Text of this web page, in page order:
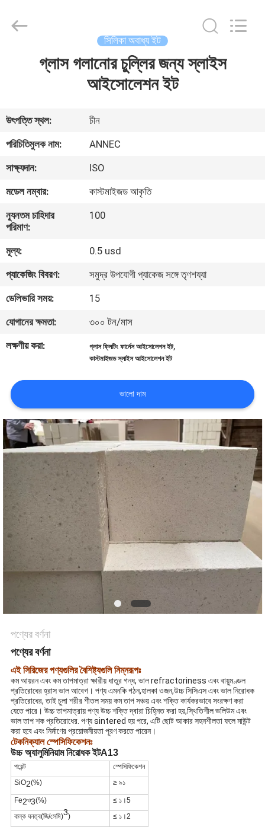
আমাদের
সম্পর্কে
কারখানা
পরিদর্শন
গুণমান
নিয়ন্ত্রণ
আমাদের
সাথে
খবর
মামলা
সাইট
ম্যাপ
গোপনীয়তা
নীতি
সিলিকা অবাধ্য ইট
গ্লাস গলানোর চুল্লির জন্য স্লাইস
আইসোলেশন ইট
উৎপত্তি স্থল:
চীন
পরিচিতিমুলক নাম:
ANNEC
সাক্ষ্যদান:
ISO
মডেল নম্বার:
কাস্টমাইজড আকৃতি
ন্যূনতম চাহিদার
পরিমাণ:
100
মূল্য:
0.5 usd
প্যাকেজিং বিবরণ:
সমুদ্র উপযোগী প্যাকেজ সঙ্গে তৃণশয্যা
ডেলিভারি সময়:
15
যোগানের ক্ষমতা:
৩০০ টন/মাস
লক্ষণীয় করা:
গ্লাস ফ্লিটিং ফার্নেস আইসোলেশন ইট,
কাস্টমাইজড স্লাইস আইসোলেশন ইট
ভালো দাম
পণ্যের বর্ণনা
পণ্যের বর্ণনা
এই সিরিজের পণ্যগুলির বৈশিষ্ট্যগুলি নিম্নরূপঃ
কম আয়রন এবং কম তাপমাত্রা ক্ষারীয় ধাতুর গন্ধ, ভাল refractoriness এবং বায়ুমণ্ডল
প্রতিরোধের হ্রাস ভাল আবেগ। পণ্য এমনকি গঠন,হালকা ওজন,উচ্চ সিসিএস এবং ভাল নিরোধক
প্রতিরোধের, তাই চুলা শরীর শীতল সময় কম তাপ সঞ্চয় এবং শক্তি কার্যকরভাবে সংরক্ষণ করা
যেতে পারে। উচ্চ তাপমাত্রায় পণ্য উচ্চ শক্তি দ্বারা চিহ্নিত করা হয়,স্থিতিশীল ভলিউম এবং
ভাল তাপ শক প্রতিরোধের. পণ্য sintered হয় পরে, এটি ছোট আকার সহনশীলতা ফলে মাউন্ট
করা হবে এবং নির্মাণের প্রয়োজনীয়তা পূরণ করতে পারেন।
টেকনিক্যাল স্পেসিফিকেশনঃ
উচ্চ অ্যালুমিনিয়াম নিরোধক ইটA13
পয়েন্ট
স্পেসিফিকেশন
SiO2(%) ≥ ৯১
Fe2ও3(%)
≤ ১।5
বাল্ক ঘনত্ব(জি/সেমি)3)
≤ ১।2